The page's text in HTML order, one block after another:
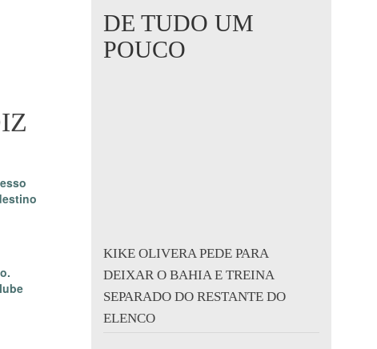
DE TUDO UM
POUCO
KIKE OLIVERA PEDE PARA
DEIXAR O BAHIA E TREINA
SEPARADO DO RESTANTE DO
ELENCO